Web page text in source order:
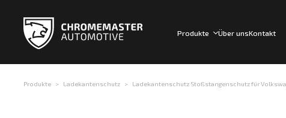
Produkte Über unsKontakt
Produkte Ladekantenschutz Ladekantenschutz Stoßstangenschutz für